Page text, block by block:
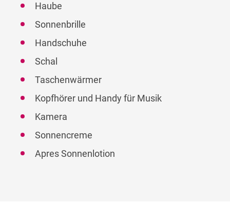
Haube
Sonnenbrille
Handschuhe
Schal
Taschenwärmer
Kopfhörer und Handy für Musik
Kamera
Sonnencreme
Apres Sonnenlotion